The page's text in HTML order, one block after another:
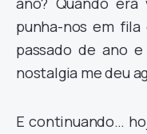
punha-nos em
passado de ano
nostalgia me deu
E continuando…